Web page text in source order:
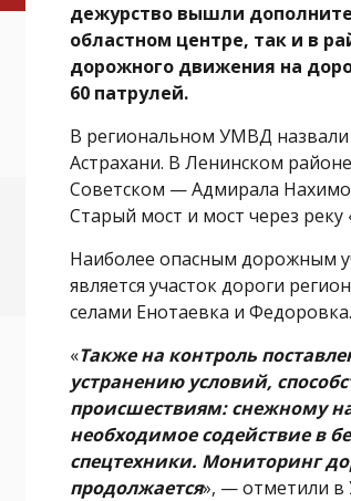
дежурство вышли
областном центре, так и в
дорожного движения на
60 патрулей.
В региональном УМВД назвали
Астрахани. В Ленинском
Советском — Адмирала
Старый мост и мост через
Наиболее опасным дорожным
является участок дороги
селами Енотаевка и
«Также на контроль
устранению условий,
происшествиям: снежному
необходимое содействие в
спецтехники. Мониторинг
продолжается», — отметили в